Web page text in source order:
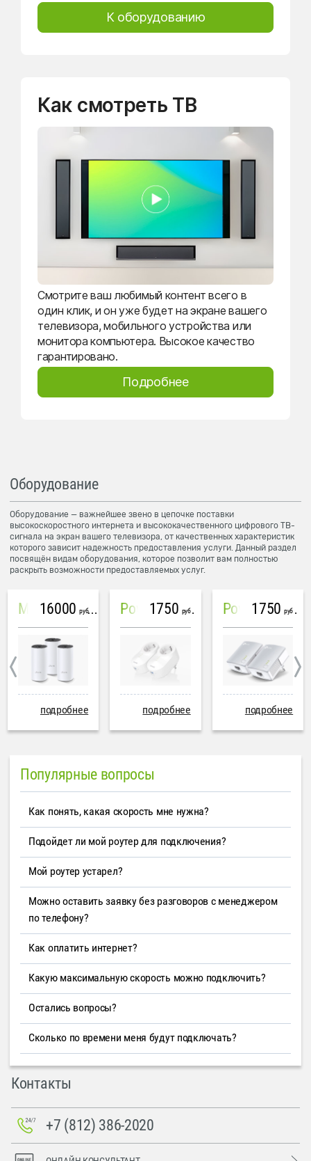
К оборудованию
Как смотреть ТВ
Смотрите ваш любимый контент всего в
один клик, и он уже будет на экране вашего
телевизора, мобильного устройства или
монитора компьютера. Высокое качество
гарантировано.
Подробнее
Оборудование
Оборудование — важнейшее звено в цепочке поставки
высокоскоростного интернета и высококачественного цифрового ТВ-
сигнала на экран вашего телевизора, от качественных характеристик
которого зависит надежность предоставления услуги. Данный раздел
посвящён видам оборудования, которое позволит вам полностью
раскрыть возможности предоставляемых услуг.
Mesh система TP-Link Deco M4 (3 устройства)
16000 руб
подробнее
PowerLine Tenda PH6
1750 руб
подробнее
PowerLine TP-Link AV600
1750 руб
подробнее
Популярные вопросы
Как понять, какая скорость мне нужна?
Подойдет ли мой роутер для подключения?
Мой роутер устарел?
Можно оставить заявку без разговоров с менеджером
по телефону?
Как оплатить интернет?
Какую максимальную скорость можно подключить?
Остались вопросы?
Сколько по времени меня будут подключать?
Контакты
+7 (812) 386-2020